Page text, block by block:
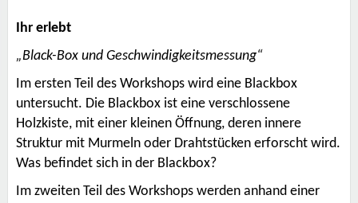
Ihr erlebt
„Black-Box und Geschwindigkeitsmessung“
Im ersten Teil des Workshops wird eine Blackbox
untersucht. Die Blackbox ist eine verschlossene
Holzkiste, mit einer kleinen Öffnung, deren innere
Struktur mit Murmeln oder Drahtstücken erforscht wird.
Was befindet sich in der Blackbox?
Im zweiten Teil des Workshops werden anhand einer